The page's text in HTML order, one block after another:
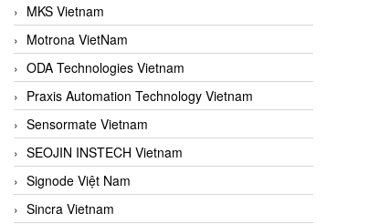
MKS Vietnam
Motrona VietNam
ODA Technologies Vietnam
Praxis Automation Technology Vietnam
Sensormate Vietnam
SEOJIN INSTECH Vietnam
Signode Việt Nam
Sincra Vietnam